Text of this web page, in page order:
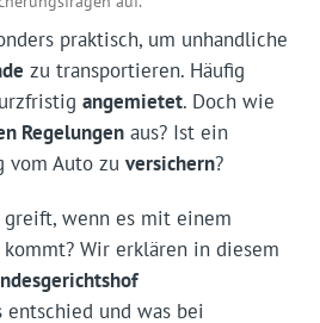
praktisch, um unhandliche
zu transportieren. Häufig
angemietet. Doch wie
Regelungenaus? Ist ein
vom Auto zu versichern?
greift, wenn es mit einem
Wir erklären in diesem
entschied und was bei